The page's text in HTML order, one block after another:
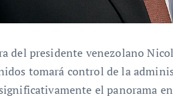
del presidente venezolano
tomará control de la
el panorama